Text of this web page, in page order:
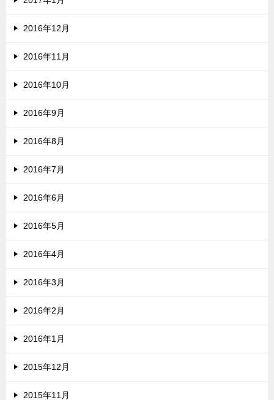
2016年12月
2016年11月
2016年10月
2016年9月
2016年8月
2016年7月
2016年6月
2016年5月
2016年4月
2016年3月
2016年2月
2016年1月
2015年12月
2015年11月